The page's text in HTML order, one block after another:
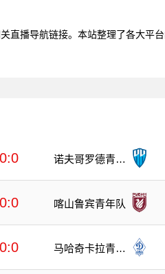
播导航链接。本站整理了各大平
0:0
诺夫哥罗德青年
0:0 喀山鲁宾青年队
0:0
马哈奇卡拉青年